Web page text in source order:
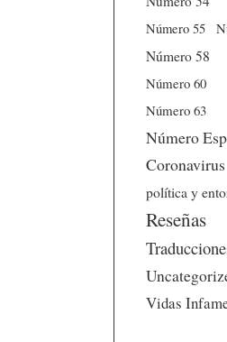
Número 55
Número 58
Número 60
Número 63
Número
Coronavirus
política y
Reseñas
Vidas